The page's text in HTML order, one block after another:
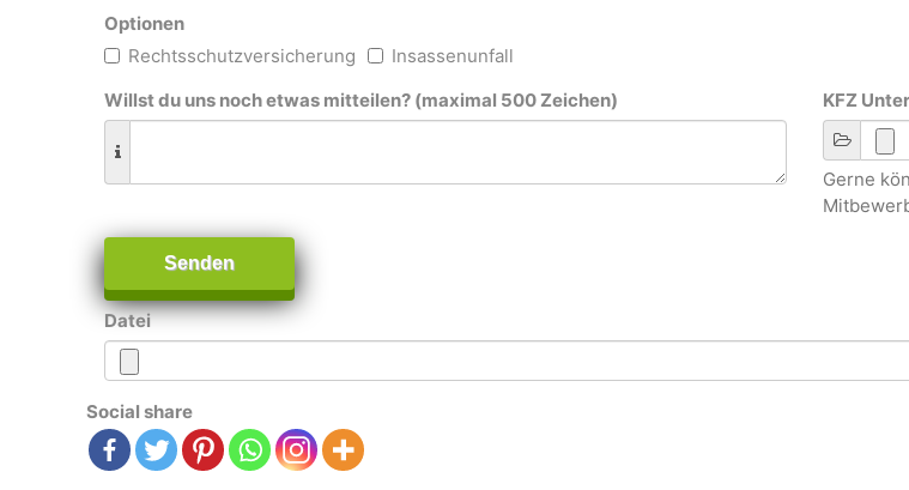
Optionen
Rechtsschutzversicherung
Insassenunfall
Willst du uns noch etwas mitteilen? (maximal 500 Zeichen)
KFZ
Gerne
Senden
Datei
Social share